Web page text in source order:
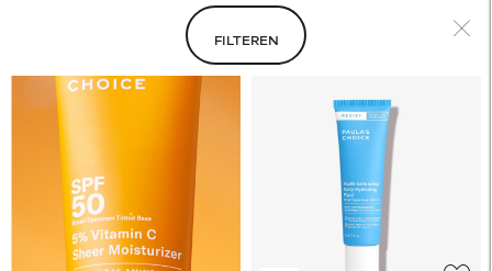
FILTEREN